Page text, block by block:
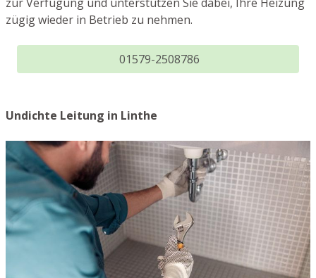
zügig wieder in Betrieb zu nehmen.
01579-2508786
Undichte Leitung in Linthe